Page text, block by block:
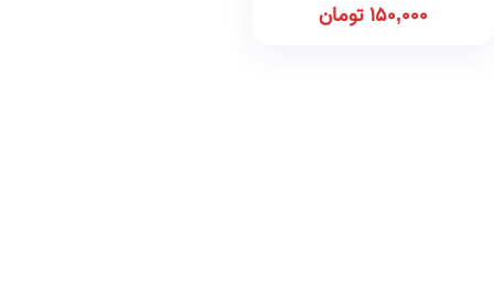
150,000تومان